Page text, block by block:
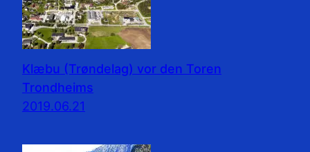
Klæbu (Trøndelag) vor den Toren
Trondheims
2019.06.21